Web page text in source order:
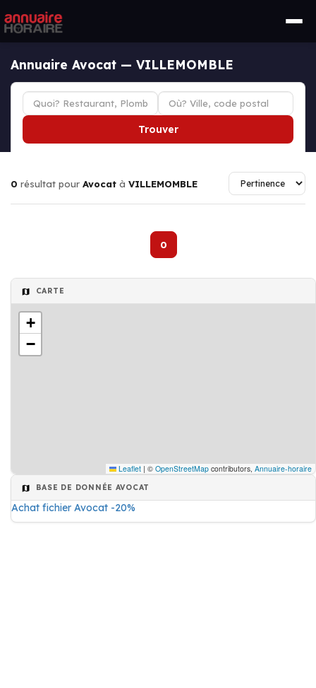
Annuaire Avocat — VILLEMOMBLE
Trouver
0 résultat pour Avocat à VILLEMOMBLE
0
CARTE
+
−
Leaflet | © OpenStreetMap contributors, Annuaire-horaire
BASE DE DONNÉE AVOCAT
Achat fichier Avocat -20%